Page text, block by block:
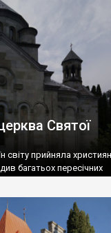
“Вино. Крим
вдосталь: воно все
Святої
світу прийняла
багатьох пересічних